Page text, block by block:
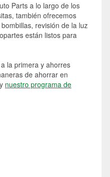
Parts a lo largo de los
también ofrecemos
revisión de la luz
están listos para
la primera y ahorres
de ahorrar en
y nuestro programa de